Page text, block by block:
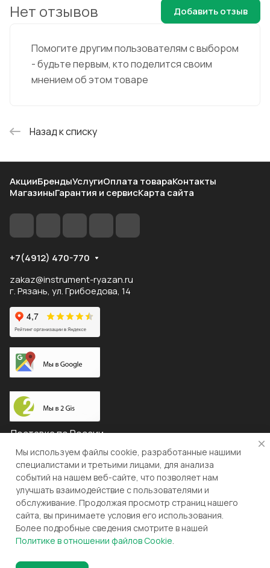
Помогите другим пользователям с выбором
- будьте первым, кто поделится своим
мнением об этом товаре
Нет отзывов Добавить отзыв
Назад к списку
АкцииБрендыУслугиОплата товараКонтакты
МагазиныГарантия и сервисКарта сайта
+7(4912) 470-770
zakaz@instrument-ryazan.ru
г. Рязань, ул. Грибоедова, 14
Доставка по России
© 2026 "ЛЕВША"
Конфиденциальность
Оферта
Разработка и поддержка gianit.ru
Мы используем файлы cookie, разработанные нашими
специалистами и третьими лицами, для анализа
событий на нашем веб-сайте, что позволяет нам
улучшать взаимодействие с пользователями и
обслуживание. Продолжая просмотр страниц нашего
сайта, вы принимаете условия его использования.
Более подробные сведения смотрите в нашей
Политике в отношении файлов Cookie.